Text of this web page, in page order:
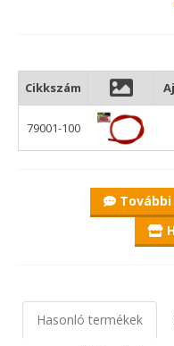
A Wizard ragadozóhalas
előkék esetében fontos,
rögzítsük is.
A Wizard Kötésvédő egy
horgunk kötésére húzva
mértékben rögzíti is a
Cikkszám
79001-100
Hasonló termékek